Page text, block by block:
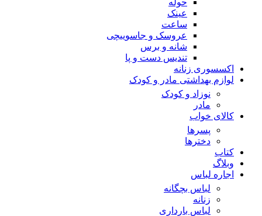
حوله
عینک
ساعت
عروسک و جاسوییچی
شانه و برس
تندیس دست و پا
اکسسوری زنانه
لوازم بهداشتی مادر و کودک
نوزاد و کودک
مادر
کالای خواب
پسرها
دخترها
کتاب
وبلاگ
اجاره لباس
لباس بچگانه
زنانه
لباس بارداری